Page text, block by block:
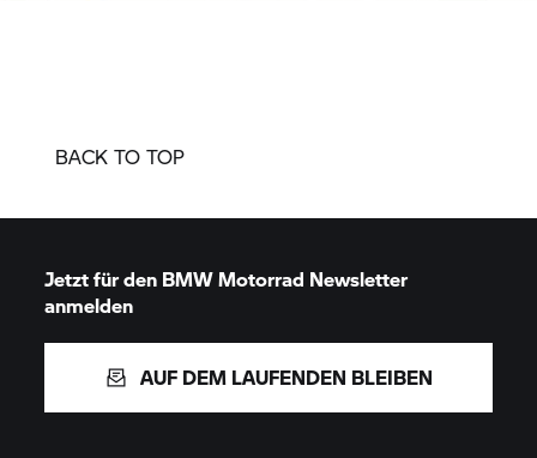
BACK TO TOP
Jetzt für den BMW Motorrad Newsletter
anmelden
AUF DEM LAUFENDEN BLEIBEN